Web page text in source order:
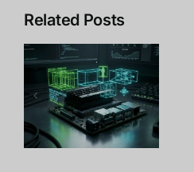
Related Posts
10 เทคนิค
ปลดล็อก
Meta Quest
3 เพิ่มพลัง
จริงได้ถึง